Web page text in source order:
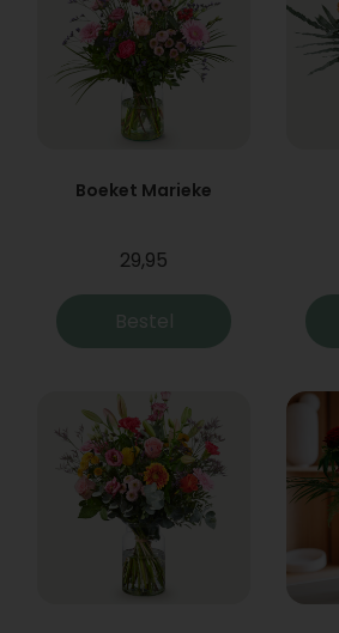
Boeket Marieke
29,95
Bestel